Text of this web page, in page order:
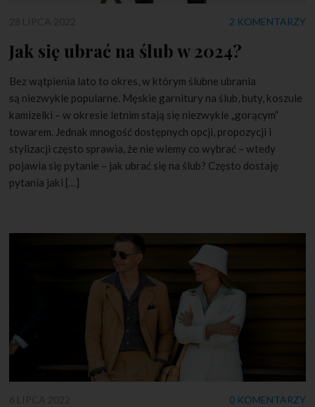
2 KOMENTARZY
Jak się ubrać na ślub w 2024?
Bez wątpienia lato to okres, w którym ślubne ubrania
są niezwykle popularne. Męskie garnitury na ślub, buty, koszule
kamizelki – w okresie letnim stają się niezwykle „gorącym”
towarem. Jednak mnogość dostępnych opcji, propozycji i
stylizacji często sprawia, że nie wiemy co wybrać – wtedy
pojawia się pytanie – jak ubrać się na ślub? Często dostaję
pytania jaki […]
0 KOMENTARZY